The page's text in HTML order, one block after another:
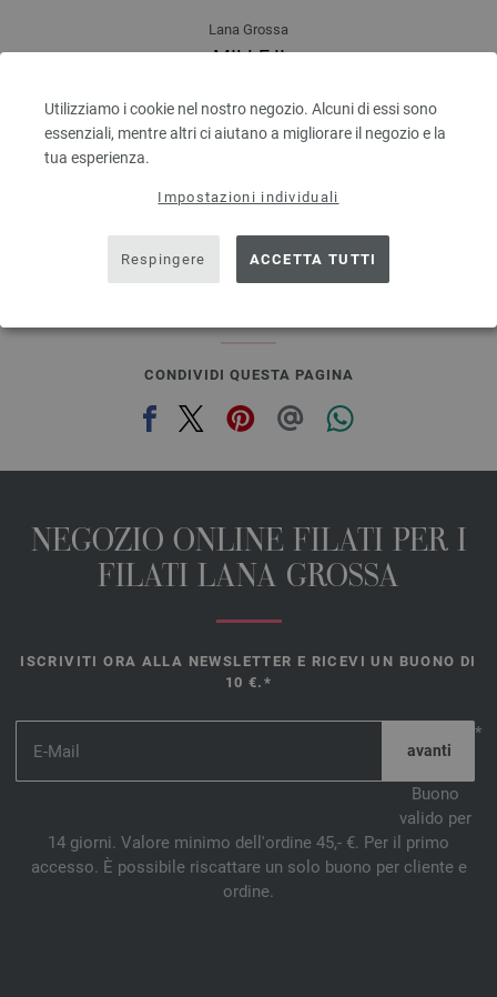
Utilizziamo i cookie nel nostro negozio. Alcuni di essi sono
essenziali, mentre altri ci aiutano a migliorare il negozio e la
tua esperienza.
Impostazioni individuali
Respingere ACCETTA TUTTI
Lana Grossa
MILLE II
Quantità in metri: ca. 55 m / 50 g
Dimensioni d’aghi: 7 - 8
escl. IVA., più. spese di spedizione, Prezzo di base:
prev next
CONDIVIDI QUESTA PAGINA
NEGOZIO ONLINE FILATI PER I
FILATI LANA GROSSA
ISCRIVITI ORA ALLA NEWSLETTER E RICEVI UN BUONO DI
10 €.*
*
Buono
valido per
14 giorni. Valore minimo dell'ordine 45,- €. Per il primo
accesso. È possibile riscattare un solo buono per cliente e
ordine.